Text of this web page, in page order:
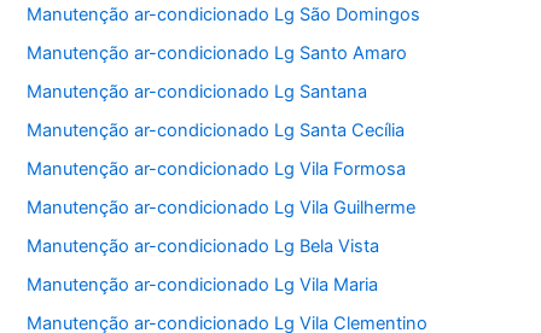
Manutenção ar-condicionado Lg São Domingos
Manutenção ar-condicionado Lg Santo Amaro
Manutenção ar-condicionado Lg Santana
Manutenção ar-condicionado Lg Santa Cecília
Manutenção ar-condicionado Lg Vila Formosa
Manutenção ar-condicionado Lg Vila Guilherme
Manutenção ar-condicionado Lg Bela Vista
Manutenção ar-condicionado Lg Vila Maria
Manutenção ar-condicionado Lg Vila Clementino